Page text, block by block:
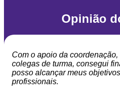
Opinião
Com o apoio da
colegas de turma, consegui
posso alcançar meus
profissionais.